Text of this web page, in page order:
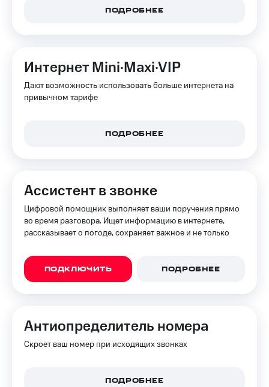
ПОДРОБНЕЕ
Интернет Mini·Maxi·VIP
Дают возможность использовать больше интернета на
привычном тарифе
ПОДРОБНЕЕ
Ассистент в звонке
Цифровой помощник выполняет ваши поручения прямо
во время разговора. Ищет информацию в интернете,
рассказывает о погоде, сохраняет важное и не только
ПОДКЛЮЧИТЬ ПОДРОБНЕЕ
Анти­определитель номера
Скроет ваш номер при исходящих звонках
ПОДРОБНЕЕ